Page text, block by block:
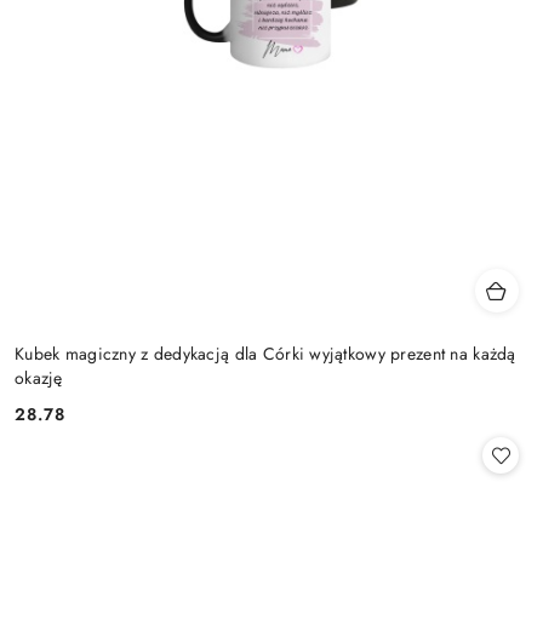
Kubek magiczny z dedykacją dla Córki wyjątkowy prezent na każdą
okazję
Cena:
28.78